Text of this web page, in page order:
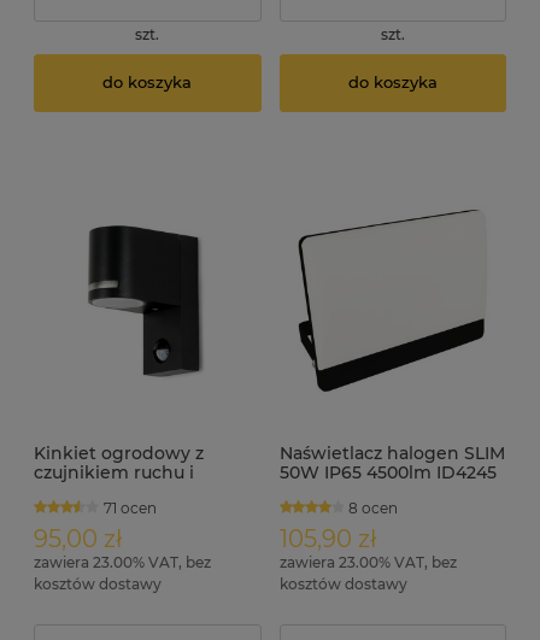
szt.
do koszyka
szt.
do koszyka
Kinkiet ogrodowy z
czujnikiem ruchu i
71 ocen
95,00 zł
zawiera 23.00% VAT, bez
kosztów dostawy
Naświetlacz halogen SLIM
50W IP65 4500lm ID4245
8 ocen
105,90 zł
zawiera 23.00% VAT, bez
kosztów dostawy